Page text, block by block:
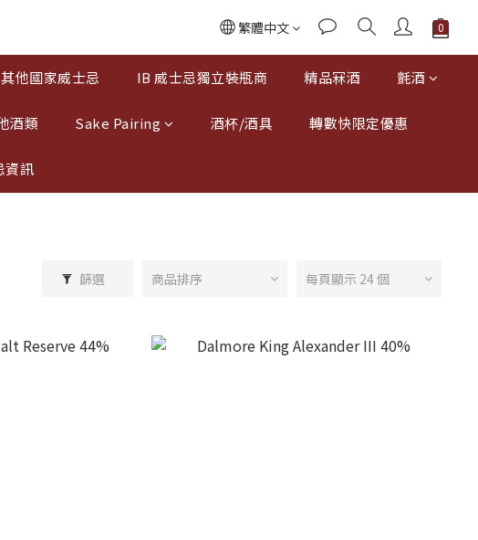
繁體中文
其他國家威士忌 IB 威士忌獨立裝瓶商 精品冧酒 氈酒
酒類 Sake Pairing 酒杯/酒具 轉數快限定優惠
資訊
篩選 商品排序 每頁顯示 24 個